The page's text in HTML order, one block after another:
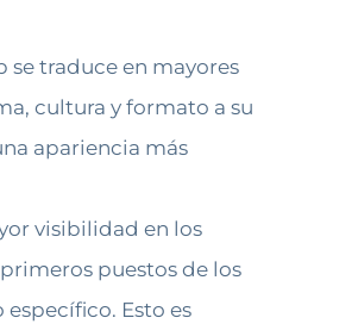
traduce en mayores
cultura y formato a su
apariencia más
visibilidad en los
puestos de los
Esto es